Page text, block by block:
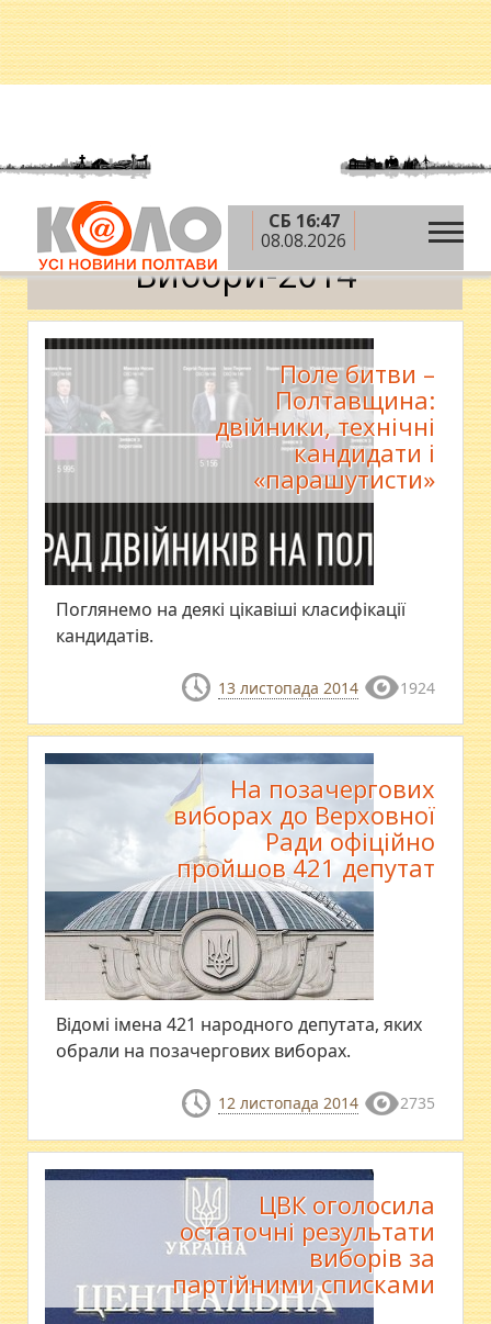
СБ 16:47
08.08.2026
Головна » Вибори-2014
Вибори-2014
Поле битви –
Полтавщина:
двійники, технічні
кандидати і
«парашутисти»
Поглянемо на деякі цікавіші класифікації
кандидатів.
13 листопада 2014 1924
На позачергових
виборах до Верховної
Ради офіційно
пройшов 421 депутат
Відомі імена 421 народного депутата, яких
обрали на позачергових виборах.
12 листопада 2014 2735
ЦВК оголосила
остаточні результати
виборів за
партійними списками